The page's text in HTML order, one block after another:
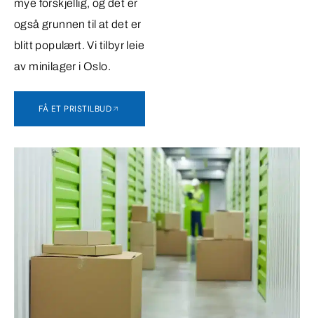
mye forskjellig, og det er
også grunnen til at det er
blitt populært. Vi tilbyr leie
av minilager i Oslo.
FÅ ET PRISTILBUD